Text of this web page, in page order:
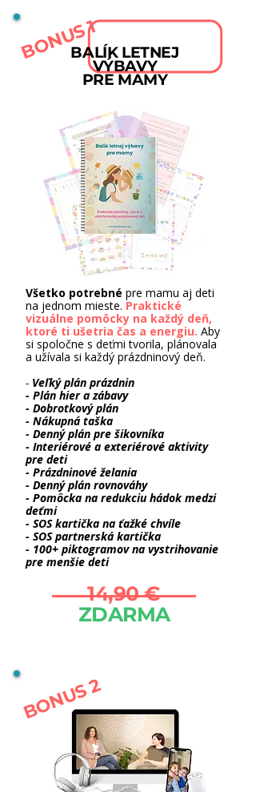
Veľká mapa prázdnin pre celú
chaosu (jedlo, oblečenie, detská
rutina)
Presný denný zoznam krokov
pohody pre mamu
Funkčné techniky, ktoré zabavia a
zapoja do domácich povinností aj
malé deti
Okamžitý "zmizík" na detské hádky,
prinášajúci pokoj tvojej zahltenej
hlave
Jednoduchý rituál pre reštart
partnerského vzťahu
SOS plán na krízové momenty,
keď to buchne
CHCEM 7 DŇOVÝ PLÁN
BALÍK LETNEJ
VÝBAVY
PRE MAMY
Všetko potrebné pre mamu aj deti
na jednom mieste. Praktické
vizuálne pomôcky na každý deň,
ktoré ti ušetria čas a energiu. Aby
si spoločne s deťmi tvorila, plánovala
a užívala si každý prázdninový deň.
- Veľký plán prázdnin
- Plán hier a zábavy
- Dobrotkový plán
- Nákupná taška
- Denný plán pre šikovníka​​
- Interiérové a exteriérové aktivity
pre deti
- Prázdninové želania
- Denný plán rovnováhy
- Pomôcka na redukciu hádok medzi
deťmi
- SOS kartička na ťažké chvíle
- SOS partnerská kartička
- 100+ piktogramov na vystrihovanie
pre menšie deti
14,90 €
ZDARMA
BONUS 1
BONUS 2